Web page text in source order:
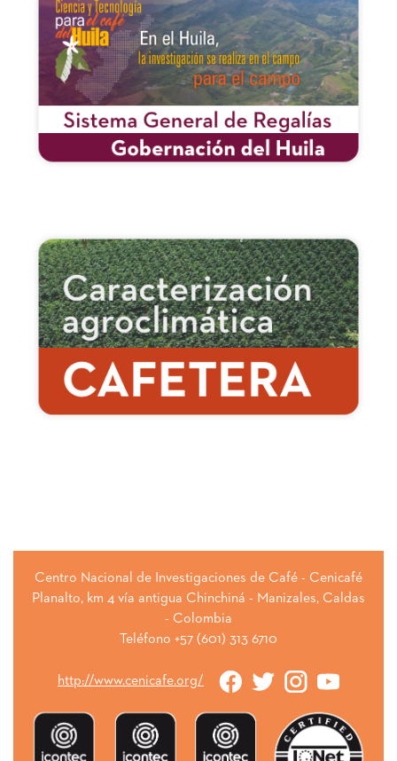
Centro Nacional de Investigaciones de Café - Cenicafé
Planalto, km 4 vía antigua Chinchiná - Manizales, Caldas
- Colombia
Teléfono +57 (601) 313 6710
http://www.cenicafe.org/